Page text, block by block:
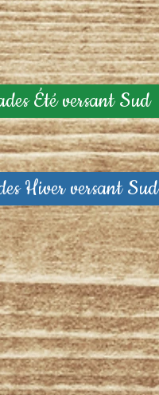
Été versant Sud
Hiver versant Sud